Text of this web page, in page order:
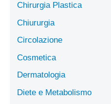
Chirurgia Plastica
Chiururgia
Circolazione
Cosmetica
Dermatologia
Diete e Metabolismo